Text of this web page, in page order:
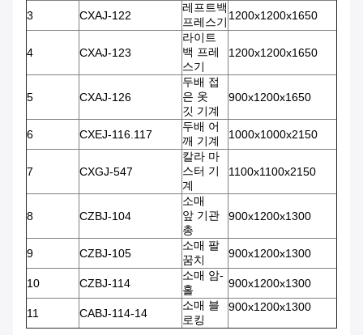
3 CXAJ-122
레프트백
프레스기 1200x1200x1650
4 CXAJ-123
라이트
백 프레
스기
1200x1200x1650
5 CXAJ-126
두배 접
은 옷
깃 기계
900x1200x1650
6 CXEJ-116.117
두배 어
깨 기계
1000x1000x2150
7 CXGJ-547
칼라 마
스터 기
계
1100x1100x2150
8 CZBJ-104
소매
앞 기관
총
900x1200x1300
9 CZBJ-105
소매 팔
꿈치
900x1200x1300
10 CZBJ-114
소매 암-
홀
900x1200x1300
11 CABJ-114-14
소매 블
로킹
900x1200x1300